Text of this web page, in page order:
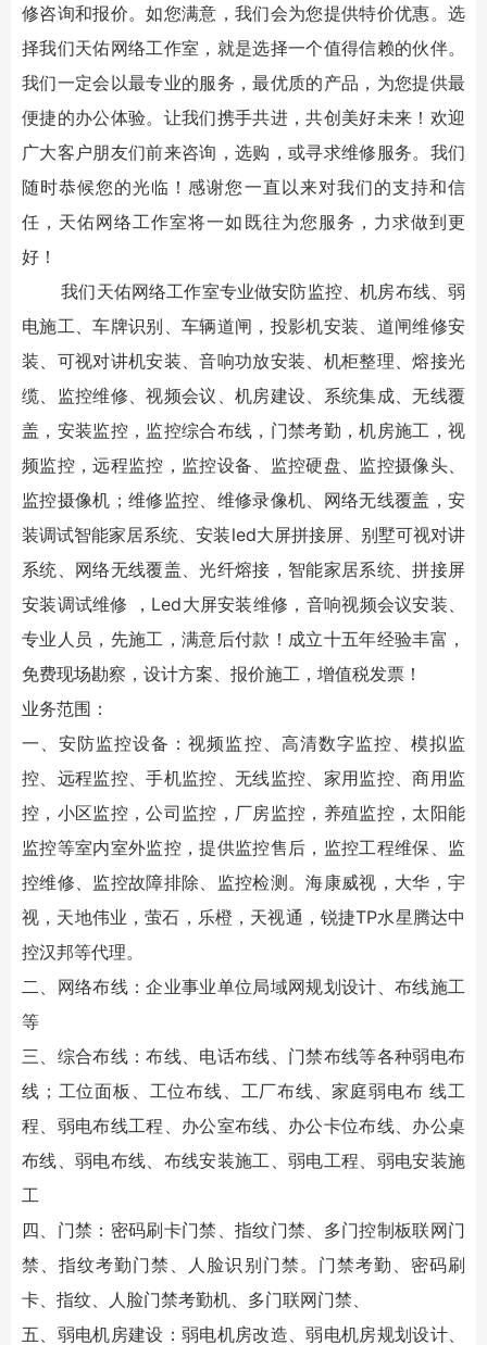
修咨询和报价。如您满意，我们会为您提供特价优惠。选
择我们天佑网络工作室 ，就是选择一个值得信赖的伙伴。
我们一定会以最专业的服务，最优质的产品，为您提供最
便捷的办公体验。让我们携手共进，共创美好未来！欢迎
广大客户朋友们前来咨询，选购，或寻求维修服务。我们
随时恭候您的光临！感谢您一直以来对我们的支持和信
任， 天佑网络工作室将一如既往为您服务，力求做到更
好！
我们天佑网络工作室专业做安防监控、机房布线、弱
电施工、车牌识别、车辆道闸，投影机安装、道闸维修安
装、可视对讲机安装、音响功放安装、机柜整理、熔接光
缆、 监控维修 、视频会议、机房建设、系统集成、无线覆
盖，安装监控，监控综合布线，门禁考勤，机房施工，视
频监控，远程监控，监控设备、监控硬盘、监控摄像头、
监控摄像机；维修监控、维修录像机、网络无线覆盖，安
装调试智能家居系统、安装led大屏拼接屏、别墅可视对讲
系统、网络无线覆盖、光纤熔接，智能家居系统、拼接屏
安装调试维修 ，Led大屏安装维修，音响视频会议安装、
专业人员，先施工，满意后付款！成立十五年经验丰富，
免费现场勘察，设计方案、报价施工，增值税发票！
业务范围：
一、安防监控设备：视频监控、高清数字监控、模拟监
控、远程监控、手机监控、无线监控、家用监控、商用监
控，小区监控，公司监控，厂房监控，养殖监控，太阳能
监控等室内室外监控，提供监控售后，监控工程维保、 监
控维修 、监控故障排除、监控检测。海康威视，大华，宇
视，天地伟业，萤石，乐橙，天视通，锐捷TP水星腾达中
控汉邦等代理。
二、网络布线：企业事业单位局域网规划设计、布线施工
等
三、综合布线：布线、电话布线、门禁布线等各种弱电布
线；工位面板、工位布线、工厂布线、家庭弱电布 线工
程、弱电布线工程、办公室布线、办公卡位布线、办公桌
布线、弱电布线、布线安装施工、弱电工程、弱电安装施
工
四、门禁：密码刷卡门禁、指纹门禁、多门控制板联网门
禁、指纹考勤门禁、人脸识别门禁。门禁考勤、密码刷
卡、指纹、人脸门禁考勤机、多门联网门禁、
五、弱电机房建设：弱电机房改造、弱电机房规划设计、